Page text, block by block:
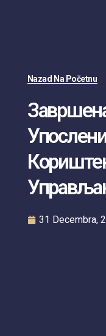
Nazad Na Početnu
31 Decembra,